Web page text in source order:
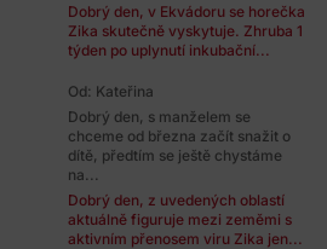
Dobrý den, v Ekvádoru se horečka
Zika skutečně vyskytuje. Zhruba 1
týden po uplynutí inkubační...
Od: Kateřina
Dobrý den, s manželem se
chceme od března začít snažit o
dítě, předtím se ještě chystáme
na...
Dobrý den, z uvedených oblastí
aktuálně figuruje mezi zeměmi s
aktivním přenosem viru Zika jen...